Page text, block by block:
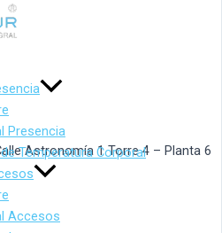
Presencia
Temperatura Corporal
Accesos
Astronomía 1 Torre 4 – Planta 6